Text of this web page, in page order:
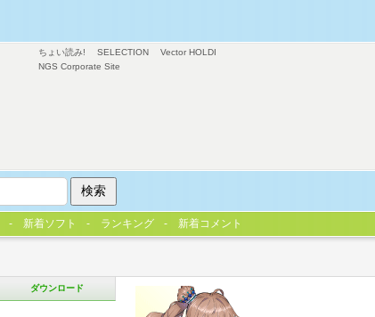
ダウンロード
ちょい読み! SELECTION
Vector HOLDI
NGS Corporate Site
新着ソフト ランキング 新着コメント